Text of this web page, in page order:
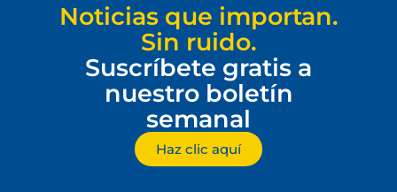
Noticias que importan.
Sin ruido.
Suscríbete gratis a
nuestro boletín
semanal
Haz clic aquí